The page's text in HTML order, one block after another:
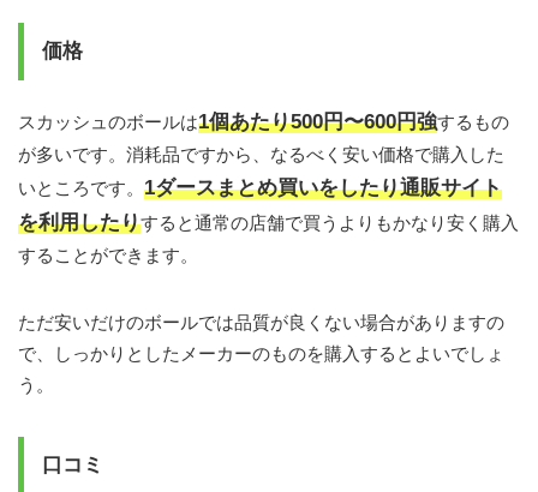
価格
スカッシュのボールは1個あたり500円〜600円強するもの
が多いです。消耗品ですから、なるべく安い価格で購入した
いところです。 1ダースまとめ買いをしたり通販サイト
を利用したりすると通常の店舗で買うよりもかなり安く購入
することができます。
ただ安いだけのボールでは品質が良くない場合がありますの
で、しっかりとしたメーカーのものを購入するとよいでしょ
う。
口コミ